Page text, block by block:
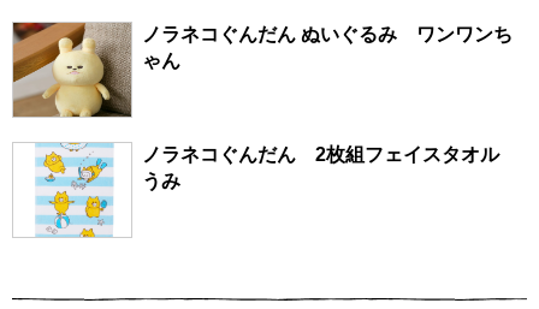
ノラネコぐんだん ぬいぐるみ ワンワンち
ゃん
ノラネコぐんだん 2枚組フェイスタオル
うみ